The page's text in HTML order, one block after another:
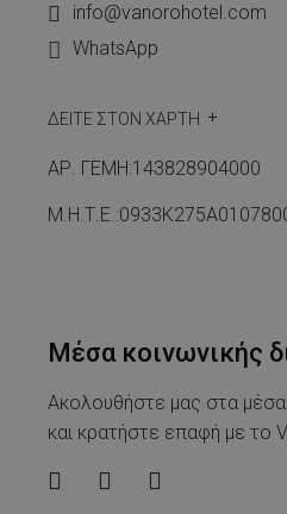
info@vanorohotel.com
WhatsApp
ΔΕΙΤΕ ΣΤΟΝ ΧΑΡΤΗ
ΑΡ. ΓΕΜΗ:143828904000
Μέσα κοινωνικής
Ακολουθήστε μας στα μέσα
και κρατήστε επαφή με το